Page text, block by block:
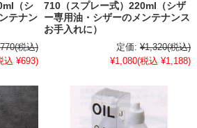
（シ
テナン
(税込)
込 ¥693)
710（スプレー式）220ml（シザ
ー専用油・シザーのメンテナンス
お手入れに）
定価: ¥1,320(税込)
¥1,080(税込 ¥1,188)